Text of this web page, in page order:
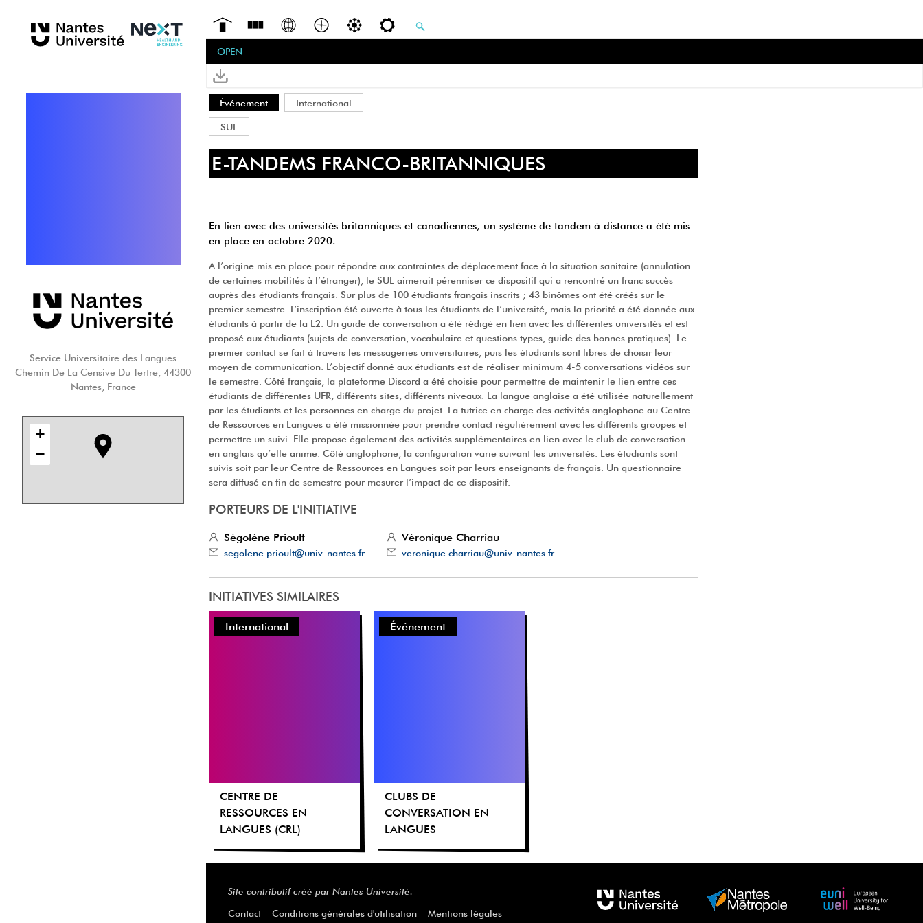
OPEN
Service Universitaire des Langues
Chemin De La Censive Du Tertre, 44300
Nantes, France
+
−
Événement International
SUL
E-TANDEMS FRANCO-BRITANNIQUES
En lien avec des universités britanniques et canadiennes, un système de tandem à distance a été mis
en place en octobre 2020.
A l’origine mis en place pour répondre aux contraintes de déplacement face à la situation sanitaire (annulation
de certaines mobilités à l’étranger), le SUL aimerait pérenniser ce dispositif qui a rencontré un franc succès
auprès des étudiants français. Sur plus de 100 étudiants français inscrits ; 43 binômes ont été créés sur le
premier semestre. L’inscription été ouverte à tous les étudiants de l’université, mais la priorité a été donnée aux
étudiants à partir de la L2. Un guide de conversation a été rédigé en lien avec les différentes universités et est
proposé aux étudiants (sujets de conversation, vocabulaire et questions types, guide des bonnes pratiques). Le
premier contact se fait à travers les messageries universitaires, puis les étudiants sont libres de choisir leur
moyen de communication. L’objectif donné aux étudiants est de réaliser minimum 4-5 conversations vidéos sur
le semestre. Côté français, la plateforme Discord a été choisie pour permettre de maintenir le lien entre ces
étudiants de différentes UFR, différents sites, différents niveaux. La langue anglaise a été utilisée naturellement
par les étudiants et les personnes en charge du projet. La tutrice en charge des activités anglophone au Centre
de Ressources en Langues a été missionnée pour prendre contact régulièrement avec les différents groupes et
permettre un suivi. Elle propose également des activités supplémentaires en lien avec le club de conversation
en anglais qu’elle anime. Côté anglophone, la configuration varie suivant les universités. Les étudiants sont
suivis soit par leur Centre de Ressources en Langues soit par leurs enseignants de français. Un questionnaire
sera diffusé en fin de semestre pour mesurer l’impact de ce dispositif.
PORTEURS DE L'INITIATIVE
Ségolène Prioult
segolene.prioult@univ-nantes.fr
Véronique Charriau
veronique.charriau@univ-nantes.fr
INITIATIVES SIMILAIRES
International
CENTRE DE
RESSOURCES EN
LANGUES (CRL)
Événement
CLUBS DE
CONVERSATION EN
LANGUES
Site contributif créé par Nantes Université.
Contact
Conditions générales d'utilisation Mentions légales